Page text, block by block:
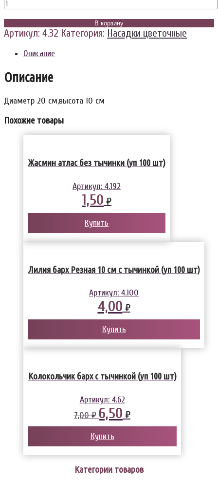
В корзину
Артикул: 4.32 Категория: Насадки цветочные
Описание
Описание
Диаметр 20 см,высота 10 см
Похожие товары
Жасмин атлас без тычинки (уп 100 шт)
Артикул: 4.192
1,50 ₽
Купить
Лилия барх Резная 10 см с тычинкой (уп 100 шт)
Артикул: 4.100
4,00 ₽
Купить
Колокольчик барх с тычинкой (уп 100 шт)
Артикул: 4.62
7,00 ₽ 6,50 ₽
Купить
Категории товаров